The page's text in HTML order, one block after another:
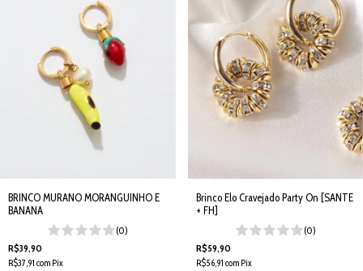
BRINCO MURANO MORANGUINHO E
BANANA
(0)
R$39,90
R$37,91 com Pix
Brinco Elo Cravejado Party On [SANTE
+ FH]
(0)
R$59,90
R$56,91 com Pix